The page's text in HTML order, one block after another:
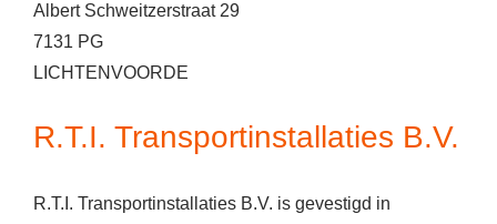
Albert Schweitzerstraat 29
7131 PG
LICHTENVOORDE
R.T.I. Transportinstallaties B.V.
R.T.I. Transportinstallaties B.V. is gevestigd in